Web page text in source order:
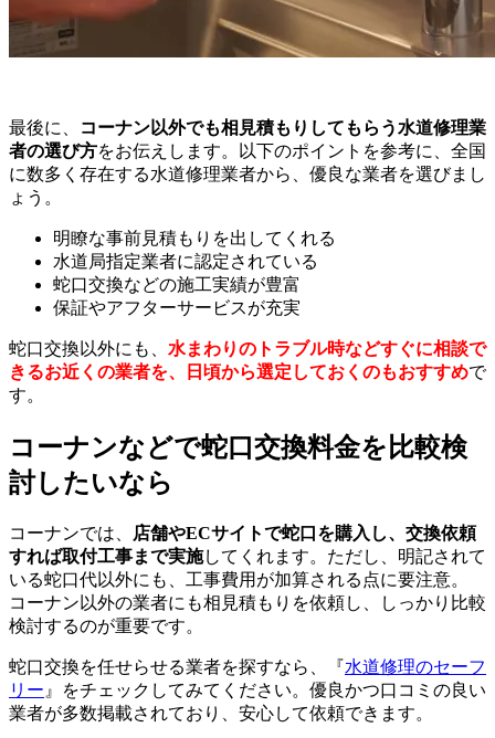
最後に、
コーナン以外でも相見積もりしてもらう水道修理業
者の選び方をお伝えします。以下のポイントを参考に、全国
に数多く存在する水道修理業者から、優良な業者を選びまし
ょう。
明瞭な事前見積もりを出してくれる
水道局指定業者に認定されている
蛇口交換などの施工実績が豊富
保証やアフターサービスが充実
蛇口交換以外にも、 水まわりのトラブル時などすぐに相談で
きるお近くの業者を、日頃から選定しておくのもおすすめで
す。
コーナンなどで蛇口交換料金を比較検
討したいなら
コーナンでは、
店舗やECサイトで蛇口を購入し、交換依頼
すれば取付工事まで実施してくれます。ただし、明記されて
いる蛇口代以外にも、工事費用が加算される点に要注意。
コーナン以外の業者にも相見積もりを依頼し、しっかり比較
検討するのが重要です。
蛇口交換を任せらせる業者を探すなら、『水道修理のセーフ
リー 』をチェックしてみてください。優良かつ口コミの良い
業者が多数掲載されており、安心して依頼できます。